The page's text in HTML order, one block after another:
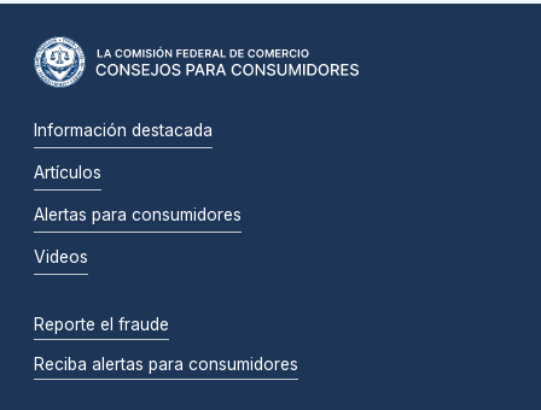
Información destacada
Artículos
Alertas para consumidores
Videos
Reporte el fraude
Reciba alertas para consumidores